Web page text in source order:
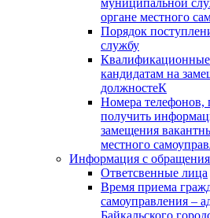
органе местного
Порядок
службу
Квалификационные
кандидатам на
должностеК
Номера
получить
замещения
местного
Информация с
Ответсвенные лица
Время приема
самоуправления –
Байкальского